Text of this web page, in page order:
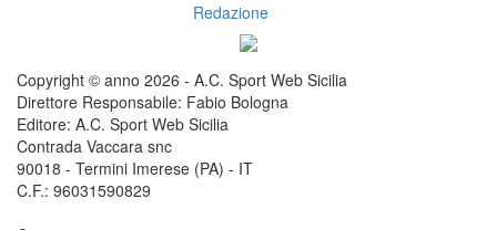
Redazione
Copyright © anno 2026 - A.C. Sport Web Sicilia
Direttore Responsabile: Fabio Bologna
Editore: A.C. Sport Web Sicilia
Contrada Vaccara snc
90018 - Termini Imerese (PA) - IT
C.F.: 96031590829